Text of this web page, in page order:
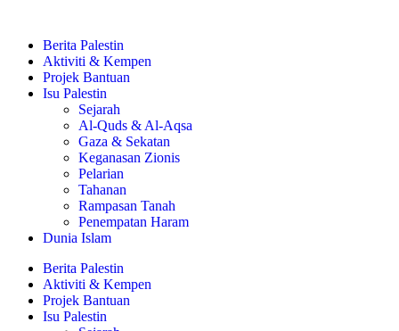
Berita Palestin
Aktiviti & Kempen
Projek Bantuan
Isu Palestin
Sejarah
Al-Quds & Al-Aqsa
Gaza & Sekatan
Keganasan Zionis
Pelarian
Tahanan
Rampasan Tanah
Penempatan Haram
Dunia Islam
Berita Palestin
Aktiviti & Kempen
Projek Bantuan
Isu Palestin